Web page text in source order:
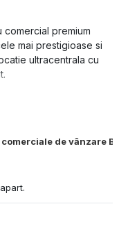
comerciale de vânzare
premium
mai prestigioase si
ultracentrala cu
cu potential